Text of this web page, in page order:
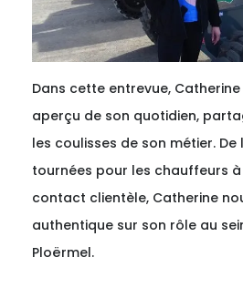
Dans cette entrevue,
aperçu de son quotidien,
les coulisses de son métier.
tournées pour les chauffeurs
contact clientèle, Catherine
authentique sur son rôle au
Ploërmel.